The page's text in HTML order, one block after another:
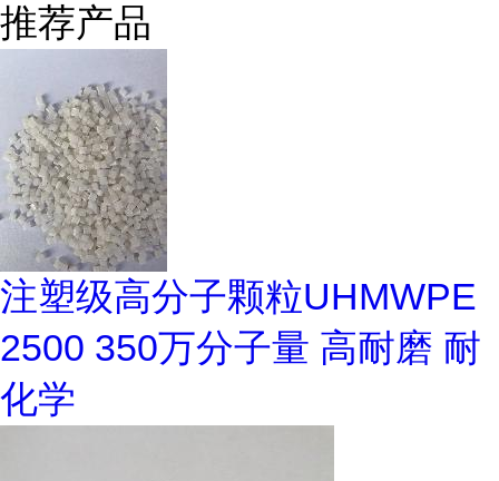
推荐产品
注塑级高分子颗粒UHMWPE
2500 350万分子量 高耐磨 耐
化学